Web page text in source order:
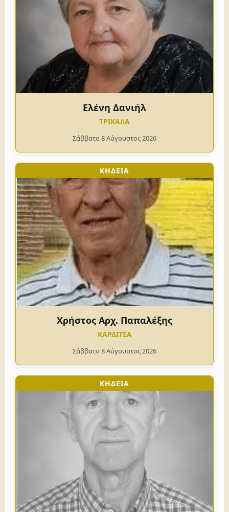
Ελένη Δανιήλ
ΤΡΙΚΑΛΑ
Σάββατο 8 Αύγουστος 2026
ΚΗΔΕΙΑ
Χρήστος Αρχ. Παπαλέξης
ΚΑΡΔΙΤΣΑ
Σάββατο 8 Αύγουστος 2026
ΚΗΔΕΙΑ